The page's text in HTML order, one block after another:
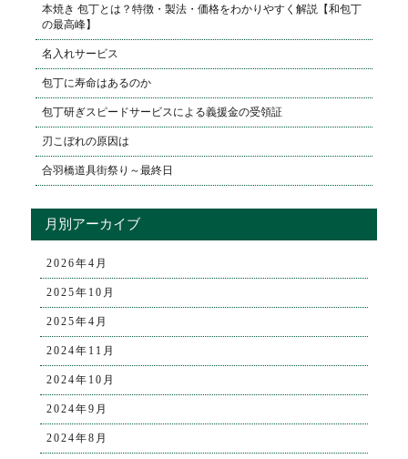
本焼き 包丁とは？特徴・製法・価格をわかりやすく解説【和包丁
の最高峰】
名入れサービス
包丁に寿命はあるのか
包丁研ぎスピードサービスによる義援金の受領証
刃こぼれの原因は
合羽橋道具街祭り～最終日
月別アーカイブ
2026年4月
2025年10月
2025年4月
2024年11月
2024年10月
2024年9月
2024年8月